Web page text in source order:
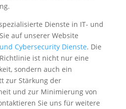
Dienste in IT- und
auf unserer Website
Cybersecurity Dienste. Die
ist nicht nur eine
sondern auch ein
zur Stärkung der
und zur Minimierung von
Sie uns für weitere